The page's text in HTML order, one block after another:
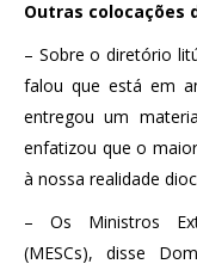
Outras colocações
– Sobre o diretório
falou que está em
entregou um
enfatizou que o
à nossa realidade
– Os Ministros
(MESCs), disse